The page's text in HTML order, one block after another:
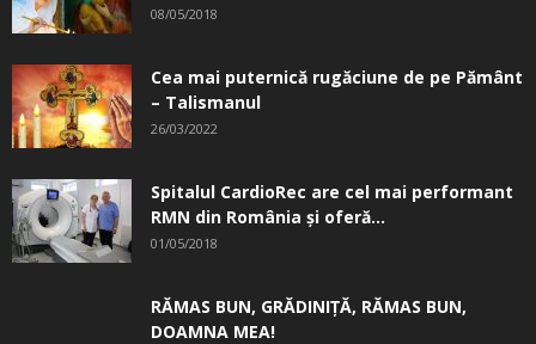
08/05/2018
Cea mai puternică rugăciune de pe Pământ
– Talismanul
26/03/2022
Spitalul CardioRec are cel mai performant
RMN din România și oferă...
01/05/2018
RĂMAS BUN, GRĂDINIŢĂ, ­RĂMAS BUN,
DOAMNA MEA!